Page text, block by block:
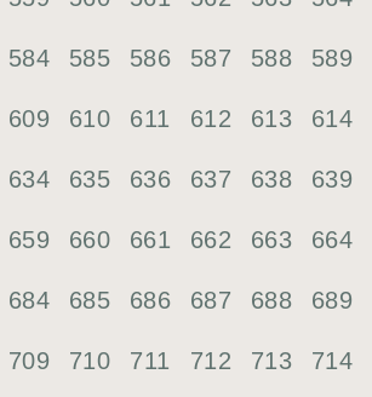
584 585 586 587 588 589
609 610 611 612 613 614
634 635 636 637 638 639
659 660 661 662 663 664
684 685 686 687 688 689
709 710 711 712 713 714